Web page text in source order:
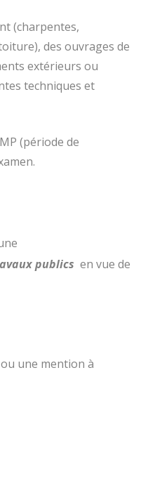
(charpentes,
des ouvrages de
extérieurs ou
techniques et
(période de
publics en vue de
une mention à